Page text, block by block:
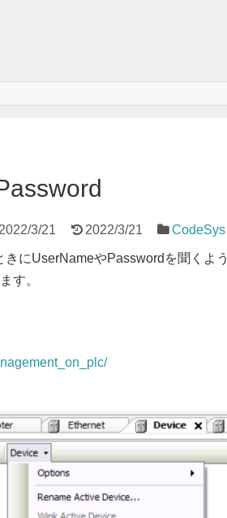
2022/3/21 2022/3/21 CodeSys
にUserNameやPasswordを聞くよう
す。